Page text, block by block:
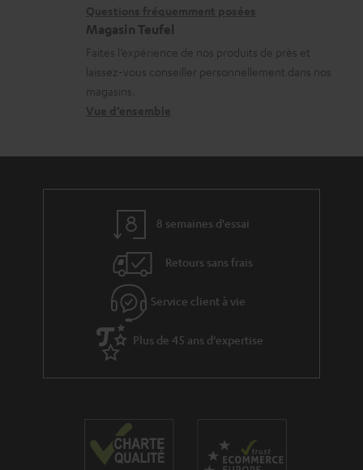
c
h
a
e
o
n
s
l
a
r
s
c
o
a
Magasin Teufel
Faites l’expérience de nos produits de près et
laissez-vous conseiller personnellement dans nos
magasins.
8 semaines d'essai
Retours sans frais
Service client à vie
Plus de 45 ans d'expertise